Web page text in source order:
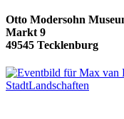
Otto Modersohn
Markt 9
49545 Tecklenburg